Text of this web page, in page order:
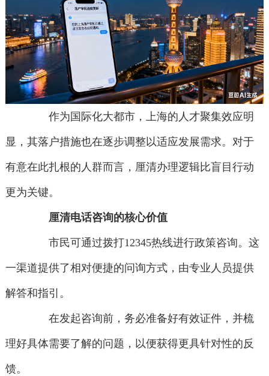
作为国际化大都市，上海的人才聚集效应明
显，其落户措施也在逐步调整以适应发展需求。对于
有意在此扎根的人群而言，厘清办理逻辑比盲目行动
更为关键。
厘清电话咨询的核心价值
市民可通过拨打12345热线进行政策咨询。这
一渠道提供了相对便捷的问询方式，由专业人员提供
解答和指引。
在发起咨询前，务必准备好有效证件，并梳
理好具体需要了解的问题，以便获得更具针对性的反
馈。